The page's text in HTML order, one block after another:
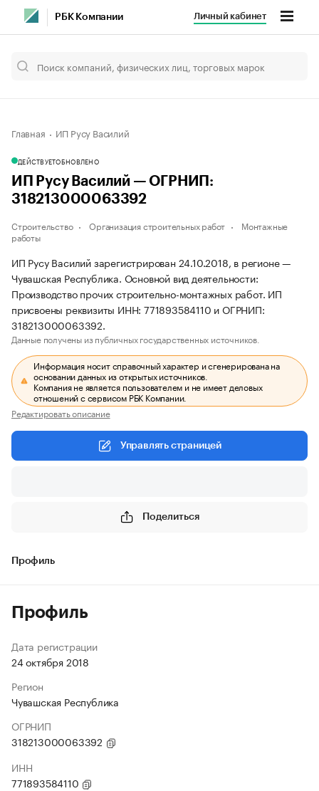
РБК Компании Личный кабинет
Главная ИП Русу Василий
ДЕЙСТВУЕТОБНОВЛЕНО
ИП Русу Василий — ОГРНИП:
318213000063392
Строительство Организация строительных работ
Монтажные
работы
ИП Русу Василий зарегистрирован 24.10.2018, в регионе —
Чувашская Республика. Основной вид деятельности:
Производство прочих строительно-монтажных работ. ИП
присвоены реквизиты ИНН: 771893584110 и ОГРНИП:
318213000063392.
Данные получены из публичных государственных источников.
Информация носит справочный характер и сгенерирована на
основании данных из открытых источников.
Компания не является пользователем и не имеет деловых
отношений с сервисом РБК Компании.
Редактировать описание
Управлять страницей
Поделиться
Профиль
Профиль
Дата регистрации
24 октября 2018
Регион
Чувашская Республика
ОГРНИП
318213000063392
ИНН
771893584110